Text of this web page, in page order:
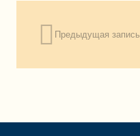
Предыдущая запись